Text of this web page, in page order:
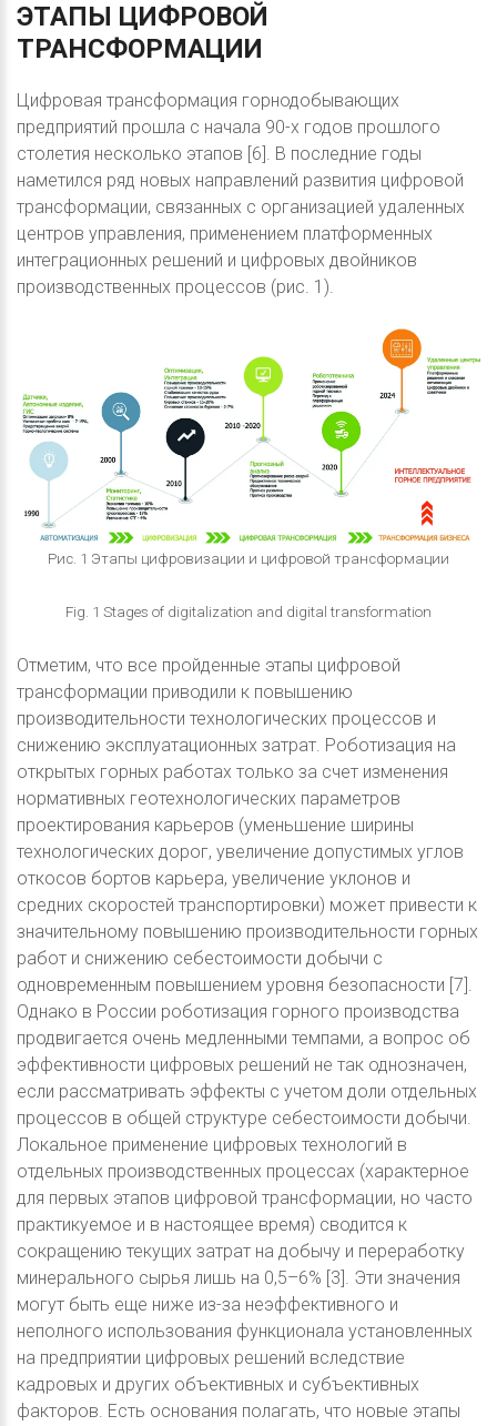
ЭТАПЫ ЦИФРОВОЙ
ТРАНСФОРМАЦИИ
Цифровая трансформация горнодобывающих
предприятий прошла с начала 90-х годов прошлого
столетия несколько этапов [6]. В последние годы
наметился ряд новых направлений развития цифровой
трансформации, связанных с организацией удаленных
центров управления, применением платформенных
интеграционных решений и цифровых двойников
производственных процессов (рис. 1).
Рис. 1 Этапы цифровизации и цифровой трансформации
Fig. 1 Stages of digitalization and digital transformation
Отметим, что все пройденные этапы цифровой
трансформации приводили к повышению
производительности технологических процессов и
снижению эксплуатационных затрат. Роботизация на
открытых горных работах только за счет изменения
нормативных геотехнологических параметров
проектирования карьеров (уменьшение ширины
технологических дорог, увеличение допустимых углов
откосов бортов карьера, увеличение уклонов и
средних скоростей транспортировки) может привести к
значительному повышению производительности горных
работ и снижению себестоимости добычи с
одновременным повышением уровня безопасности [7].
Однако в России роботизация горного производства
продвигается очень медленными темпами, а вопрос об
эффективности цифровых решений не так однозначен,
если рассматривать эффекты с учетом доли отдельных
процессов в общей структуре себестоимости добычи.
Локальное применение цифровых технологий в
отдельных производственных процессах (характерное
для первых этапов цифровой трансформации, но часто
практикуемое и в настоящее время) сводится к
сокращению текущих затрат на добычу и переработку
минерального сырья лишь на 0,5–6% [3]. Эти значения
могут быть еще ниже из-за неэффективного и
неполного использования функционала установленных
на предприятии цифровых решений вследствие
кадровых и других объективных и субъективных
факторов. Есть основания полагать, что новые этапы